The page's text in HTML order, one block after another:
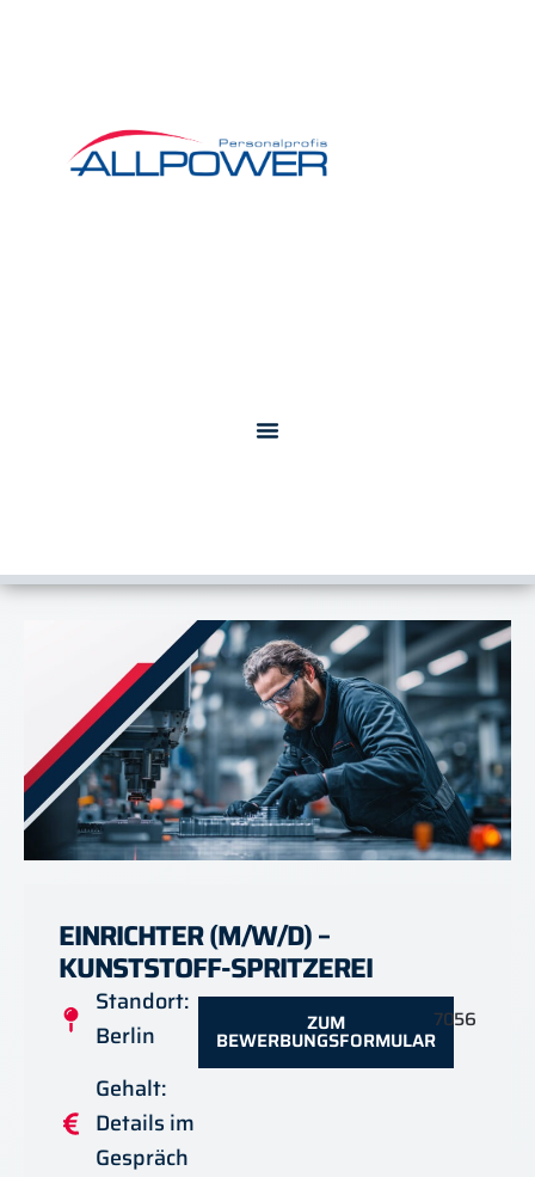
EINRICHTER (M/W/D) –
KUNSTSTOFF-SPRITZEREI
Standort:
Berlin
Gehalt:
Details im
Gespräch
ZUM
BEWERBUNGSFORMULAR
7056